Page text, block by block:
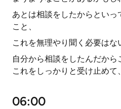
あとは相談をしたからといっ
こと、
これを無理やり聞く必要はな
自分から相談をしたんだから
これをしっかりと受け止めて、
06:00